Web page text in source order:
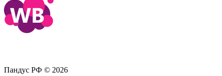
Пандус РФ © 2026